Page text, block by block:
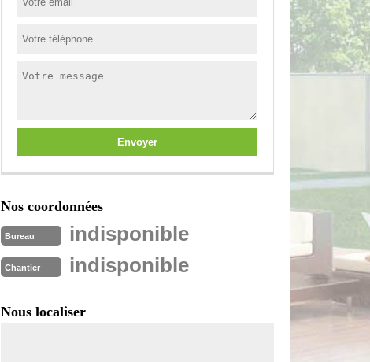
Nos coordonnées
Bureau indisponible
Chantier indisponible
Nous localiser